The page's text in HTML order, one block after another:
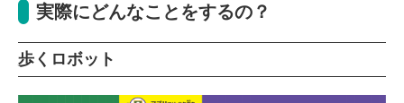
実際にどんなことをするの？
歩くロボット